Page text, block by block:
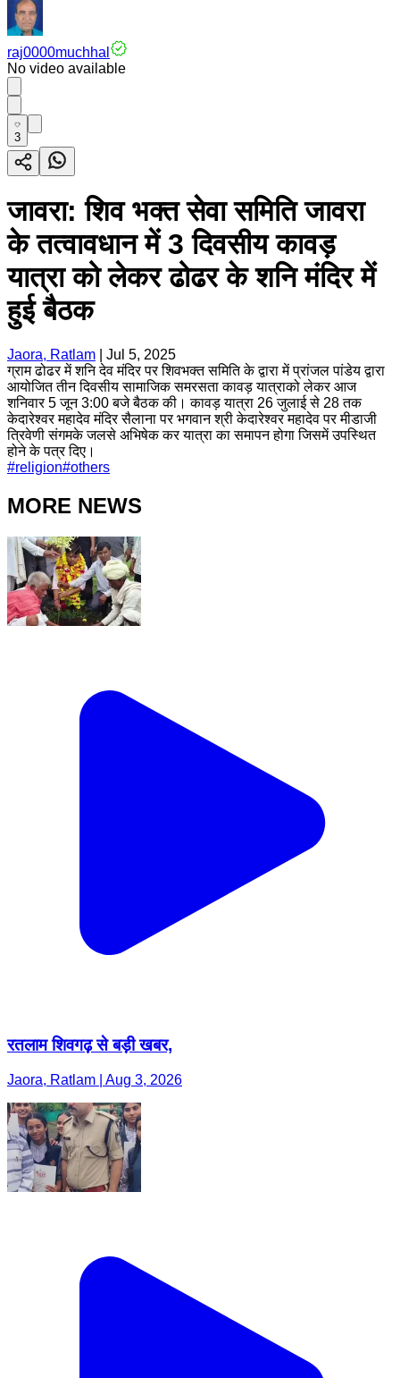
raj0000muchhal
No video available
3
जावरा: शिव भक्त सेवा समिति जावरा
के तत्वावधान में 3 दिवसीय कावड़
यात्रा को लेकर ढोढर के शनि मंदिर में
हुई बैठक
Jaora, Ratlam
Jul 5, 2025
ग्राम ढोढर में शनि देव मंदिर पर शिवभक्त समिति के द्वारा में प्रांजल पांडेय द्वारा
आयोजित तीन दिवसीय सामाजिक समरसता कावड़ यात्राको लेकर आज
शनिवार 5 जून 3:00 बजे बैठक की। कावड़ यात्रा 26 जुलाई से 28 तक
केदारेश्वर महादेव मंदिर सैलाना पर भगवान श्री केदारेश्वर महादेव पर मीडाजी
त्रिवेणी संगमके जलसे अभिषेक कर यात्रा का समापन होगा जिसमें उपस्थित
होने के पत्र दिए।
#religion#others
MORE NEWS
रतलाम शिवगढ़ से बड़ी खबर,
Jaora, Ratlam | Aug 3, 2026